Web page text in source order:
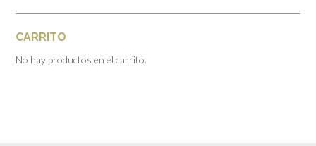
CARRITO
No hay productos en el carrito.